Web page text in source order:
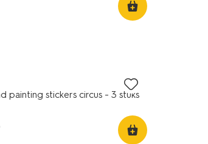
painting stickers circus - 3 stuks